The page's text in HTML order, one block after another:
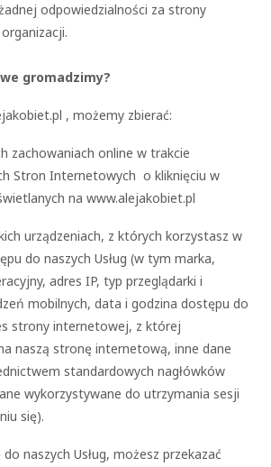
odpowiedzialności za strony
gromadzimy?
, możemy zbierać:
zachowaniach online w trakcie
Stron Internetowych o kliknięciu w
na www.alejakobiet.pl
urządzeniach, z których korzystasz w
do naszych Usług (w tym marka,
adres IP, typ przeglądarki i
mobilnych, data i godzina dostępu do
strony internetowej, z której
naszą stronę internetową, inne dane
standardowych nagłówków
wykorzystywane do utrzymania sesji
się).
naszych Usług, możesz przekazać